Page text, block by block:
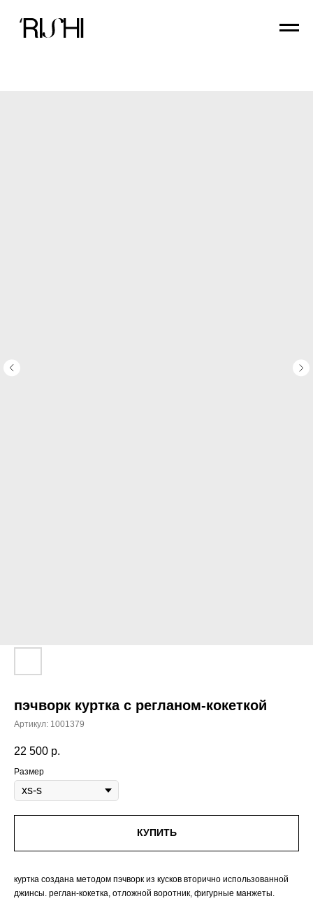
пэчворк куртка с регланом-кокеткой
Артикул: 1001379
22 500 р.
Размер
КУПИТЬ
куртка создана методом пэчворк из кусков вторично использованной
джинсы. реглан-кокетка, отложной воротник, фигурные манжеты.